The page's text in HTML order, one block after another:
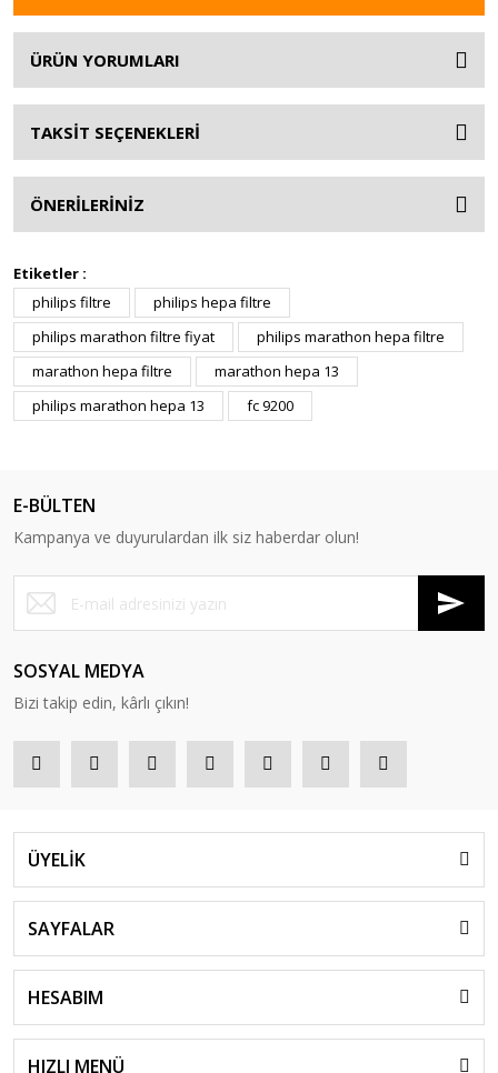
ÜRÜN YORUMLARI
TAKSİT SEÇENEKLERİ
ÖNERİLERİNİZ
Etiketler :
philips filtre
philips hepa filtre
philips marathon filtre fiyat
philips marathon hepa filtre
marathon hepa filtre
marathon hepa 13
philips marathon hepa 13
fc 9200
E-BÜLTEN
Kampanya ve duyurulardan ilk siz haberdar olun!
SOSYAL MEDYA
Bizi takip edin, kârlı çıkın!
ÜYELİK
SAYFALAR
HESABIM
HIZLI MENÜ